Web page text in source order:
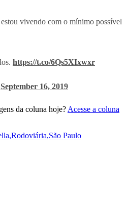
vivendo com o mínimo possível
https://t.co/6Qs5XIxwxr
September 16, 2019
da coluna hoje? Acesse a coluna
,Rodoviária,São Paulo